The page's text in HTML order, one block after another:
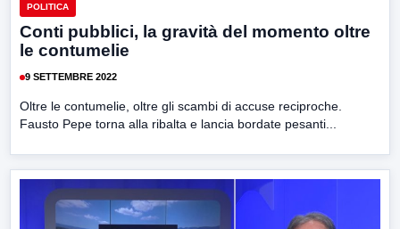
POLITICA
Conti pubblici, la gravità del momento oltre
le contumelie
9 SETTEMBRE 2022
Oltre le contumelie, oltre gli scambi di accuse reciproche.
Fausto Pepe torna alla ribalta e lancia bordate pesanti...